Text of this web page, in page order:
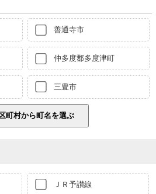
善通寺市
仲多度郡多度津町
三豊市
ＪＲ予讃線